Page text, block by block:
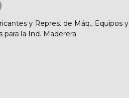
y Repres. de Máq., Equipos y
para la Ind. Maderera